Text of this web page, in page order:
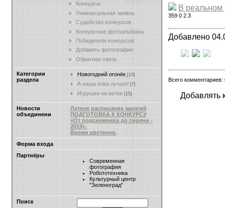
Конкурсы
Универсальная заявка
Судейство конкурсов
Конкурсные фотоальбомы
Победители конкурсов
Добавить фотографии
Обратная связь
Категории
раздела
Новогодний огонёк [13]
А наша ёлка лучше! [7]
Игрушка на ветке [15]
Новости
объединени
Летнее расписание занятий
ПОДГОТОВКА К КОНКУРСУ
«От подснежника до сирени -
2019».
Время цветения.
Форма входа
Партнёры
Современная
фотография
Робототехника
Культурный центр
"Зеленоград"
Поиск
В
359 0 2.3
Добавлено
Всего комментариев:
Добавлять